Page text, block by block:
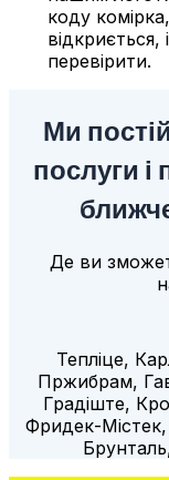
коду
перевірити.
Ми
послуги
Де ви
Тепліце,
Пржибрам,
Градіште,
Фридек-